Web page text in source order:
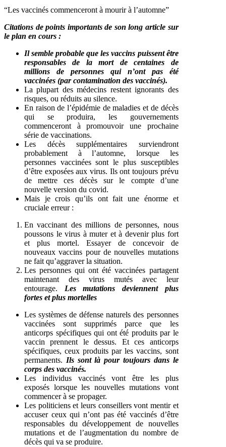
“Les vaccinés commenceront à mourir à l’automne”
Citations de points importants de son long article sur
le plan en cours :
Il semble probable que les vaccins puissent être
responsables de la mort de centaines de
millions de personnes qui n’ont pas été
vaccinées (par contamination des vaccinés).
La plupart des médecins restent ignorants des
risques, ou réduits au silence.
En raison de l’épidémie de maladies et de décès
qui se produira, les gouvernements
commenceront à promouvoir une prochaine
série de vaccinations.
Les décès supplémentaires surviendront
probablement à l’automne, lorsque les
personnes vaccinées sont le plus susceptibles
d’être exposées aux virus. Ils ont toujours prévu
de mettre ces décès sur le compte d’une
nouvelle version du covid.
Mais je crois qu’ils ont fait une énorme et
cruciale erreur :
En vaccinant des millions de personnes, nous
poussons le virus à muter et à devenir plus fort
et plus mortel. Essayer de concevoir de
nouveaux vaccins pour de nouvelles mutations
ne fait qu’aggraver la situation.
Les personnes qui ont été vaccinées partagent
maintenant des virus mutés avec leur
entourage. Les mutations deviennent plus
fortes et plus mortelles
Les systèmes de défense naturels des personnes
vaccinées sont supprimés parce que les
anticorps spécifiques qui ont été produits par le
vaccin prennent le dessus. Et ces anticorps
spécifiques, ceux produits par les vaccins, sont
permanents. Ils sont là pour toujours dans le
corps des vaccinés.
Les individus vaccinés vont être les plus
exposés lorsque les nouvelles mutations vont
commencer à se propager.
Les politiciens et leurs conseillers vont mentir et
accuser ceux qui n’ont pas été vaccinés d’être
responsables du développement de nouvelles
mutations et de l’augmentation du nombre de
décès qui va se produire.